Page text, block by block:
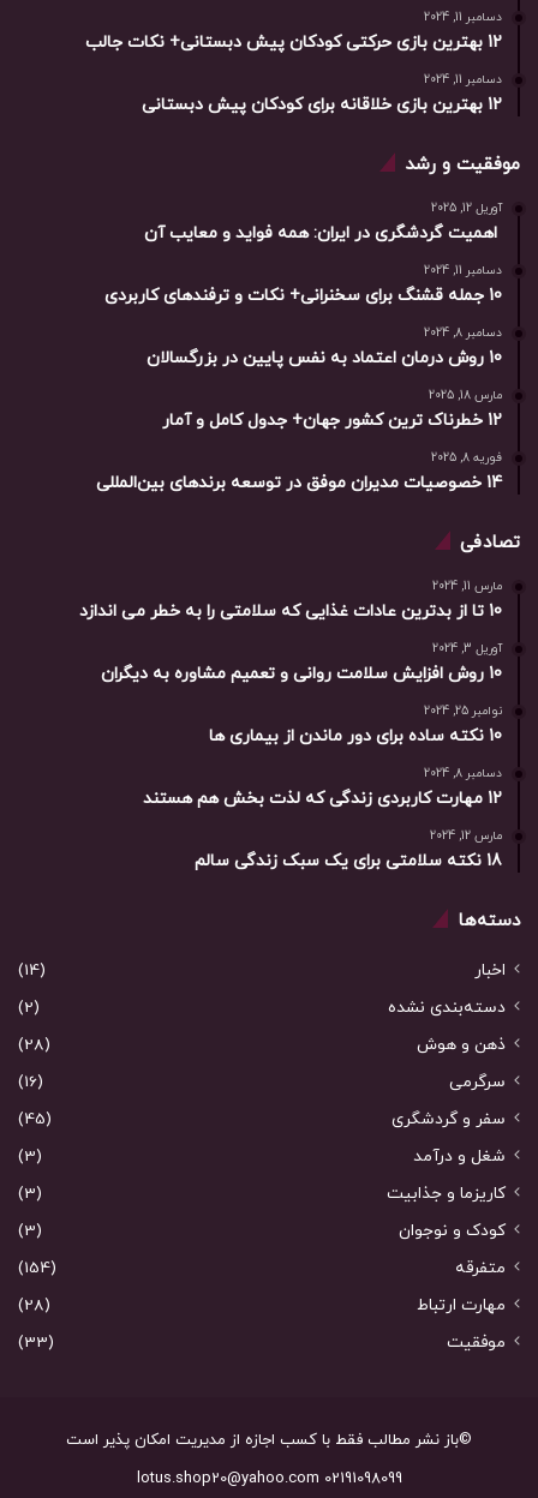
دسامبر 11, 2024
12 بهترین بازی حرکتی کودکان پیش دبستانی+ نکات جالب
دسامبر 11, 2024
12 بهترین بازی خلاقانه برای کودکان پیش دبستانی
موفقیت و رشد
آوریل 12, 2025
اهمیت گردشگری در ایران: همه فواید و معایب آن
دسامبر 11, 2024
10 جمله قشنگ برای سخنرانی+ نکات و ترفندهای کاربردی
دسامبر 8, 2024
10 روش درمان اعتماد به نفس پایین در بزرگسالان
مارس 18, 2025
12 خطرناک ترین کشور جهان+ جدول کامل و آمار
فوریه 8, 2025
14 خصوصیات مدیران موفق در توسعه برندهای بین‌المللی
تصادفی
مارس 11, 2024
10 تا از بدترین عادات غذایی که سلامتی را به خطر می اندازد
آوریل 3, 2024
10 روش افزایش سلامت روانی و تعمیم مشاوره به دیگران
نوامبر 25, 2024
10 نکته ساده برای دور ماندن از بیماری ها
دسامبر 8, 2024
12 مهارت کاربردی زندگی که لذت بخش هم هستند
مارس 12, 2024
18 نکته سلامتی برای یک سبک زندگی سالم
دسته‌ها
اخبار
(14)
دسته‌بندی نشده
(2)
ذهن و هوش
(28)
سرگرمی
(16)
سفر و گردشگری
(45)
شغل و درآمد
(3)
کاریزما و جذابیت
(3)
کودک و نوجوان
(3)
متفرقه
(154)
مهارت ارتباط
(28)
موفقیت
(33)
©باز نشر مطالب فقط با کسب اجازه از مدیریت امکان پذیر است
02191098099 lotus.shop20@yahoo.com